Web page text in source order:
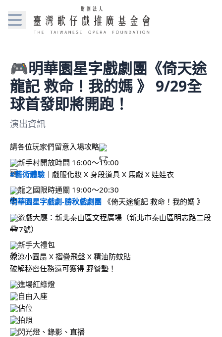
🎮明華園星字戲劇團《倚天途
龍記 救命！我的媽 》 9/29全
球首發即將開跑！
演出資訊
請各位玩家們留意入場攻略
新手村開放時間 16:00～19:00
#藝術體驗 ｜戲服化妝 X 身段道具 X 馬戲 X 娃娃衣
龍之國限時通關 19:00～20:30
明華園星字戲劇-勝秋戲劇團 《倚天途龍記 救命！我的媽 》
遊戲大廳：新北泰山區文程廣場（新北市泰山區明志路二段
177號）
新手大禮包
涼涼小圓扇 X 摺疊飛盤 X 精油防蚊貼
破解秘密任務還可獲得 野餐墊！
進場紅綠燈
自由入座
佔位
拍照
閃光燈、錄影、直播